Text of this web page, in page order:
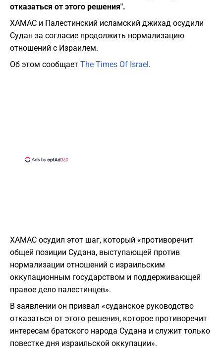
отказаться от этого решения".
ХАМАС и Палестинский исламский джихад осудили
Судан за согласие продолжить нормализацию
отношений с Израилем.
Об этом сообщает The Times Of Israel .
ХАМАС осудил этот шаг, который «противоречит
общей позиции Судана, выступающей против
нормализации отношений с израильским
оккупационным государством и поддерживающей
правое дело палестинцев».
В заявлении он призвал «суданское руководство
отказаться от этого решения, которое противоречит
интересам братского народа Судана и служит только
повестке дня израильской оккупации».